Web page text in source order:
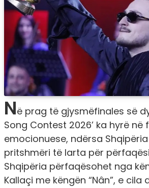
Në prag të gjysmëfinales së
Song Contest 2026’ ka hyrë në
emocionuese, ndërsa
pritshmëri të larta për
Shqipëria përfaqësohet nga
Kallaçi me këngën “Nân”, e cila